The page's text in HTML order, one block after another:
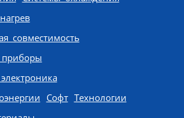
совместимость
Софт Технологии